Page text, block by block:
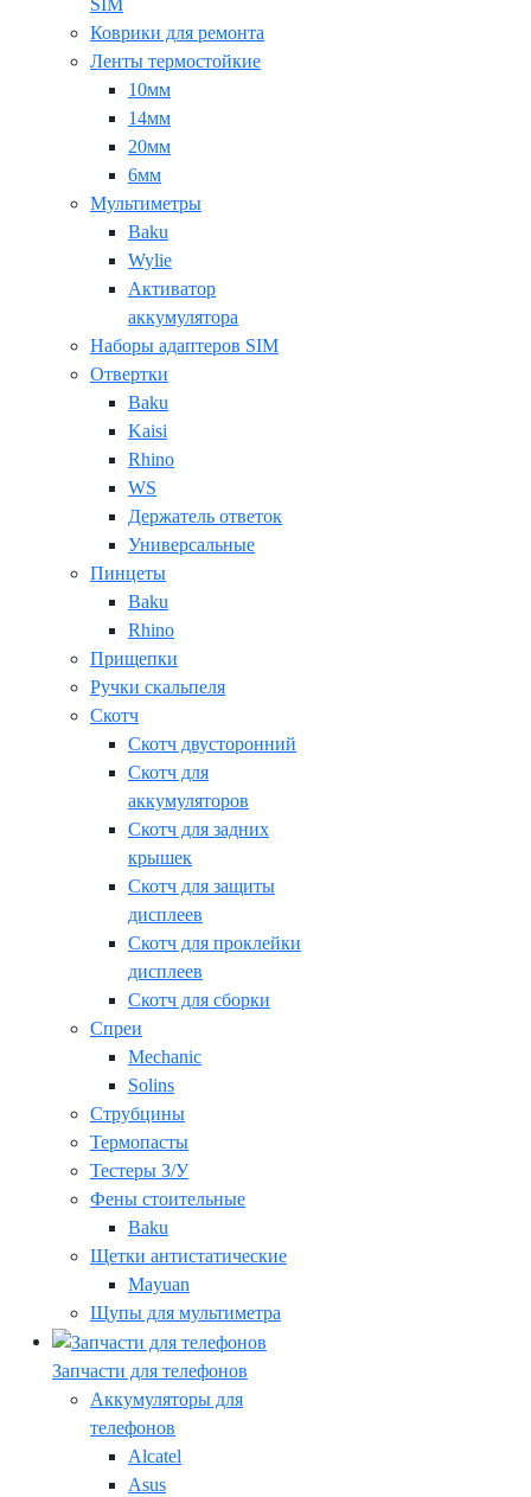
SIM
Коврики для ремонта
Ленты термостойкие
10мм
14мм
20мм
6мм
Мультиметры
Baku
Wylie
Активатор
аккумулятора
Наборы адаптеров SIM
Отвертки
Baku
Kaisi
Rhino
WS
Держатель ответок
Универсальные
Пинцеты
Baku
Rhino
Прищепки
Ручки скальпеля
Скотч
Скотч двусторонний
Скотч для
аккумуляторов
Скотч для задних
крышек
Скотч для защиты
дисплеев
Скотч для проклейки
дисплеев
Скотч для сборки
Спреи
Mechanic
Solins
Струбцины
Термопасты
Тестеры З/У
Фены стоительные
Baku
Щетки антистатические
Mayuan
Щупы для мультиметра
Запчасти для телефонов
Аккумуляторы для
телефонов
Alcatel
Asus